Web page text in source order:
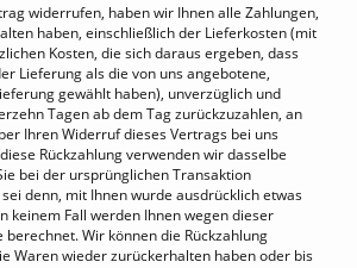
widerrufen, haben wir Ihnen alle Zahlungen,
haben, einschließlich der Lieferkosten (mit
Kosten, die sich daraus ergeben, dass
Lieferung als die von uns angebotene,
gewählt haben), unverzüglich und
Tagen ab dem Tag zurückzuzahlen, an
Ihren Widerruf dieses Vertrags bei uns
Rückzahlung verwenden wir dasselbe
bei der ursprünglichen Transaktion
denn, mit Ihnen wurde ausdrücklich etwas
keinem Fall werden Ihnen wegen dieser
berechnet. Wir können die Rückzahlung
Waren wieder zurückerhalten haben oder bis